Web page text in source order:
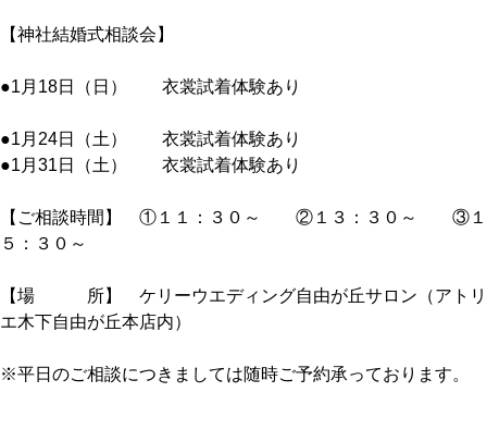
【神社結婚式相談会】
●1月18日（日） 衣裳試着体験あり
●1月24日（土） 衣裳試着体験あり
●1月31日（土） 衣裳試着体験あり
【ご相談時間】 ①１１：３０～ ②１３：３０～ ③１
５：３０～
【場 所】 ケリーウエディング自由が丘サロン（アトリ
エ木下自由が丘本店内）
※平日のご相談につきましては随時ご予約承っております。